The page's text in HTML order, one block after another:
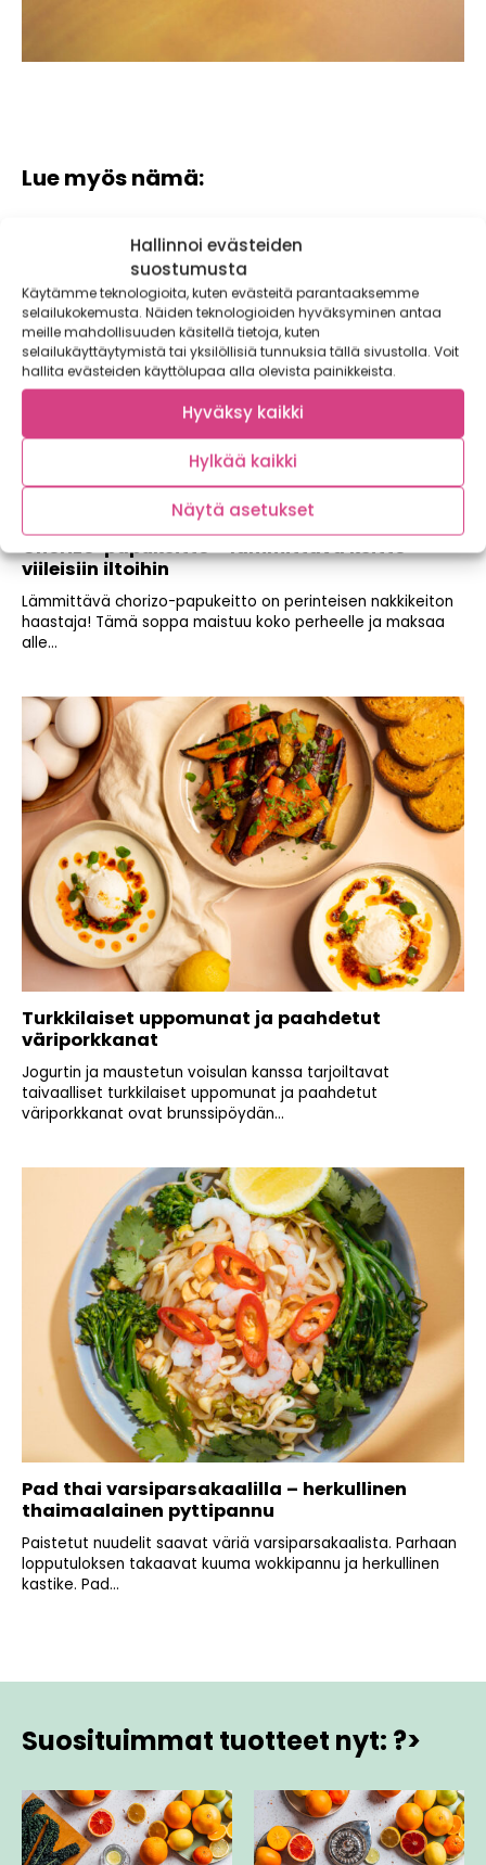
Hallinnoi evästeiden
suostumusta
Käytämme teknologioita, kuten evästeitä parantaaksemme
selailukokemusta. Näiden teknologioiden hyväksyminen antaa
meille mahdollisuuden käsitellä tietoja, kuten
selailukäyttäytymistä tai yksilöllisiä tunnuksia tällä sivustolla. Voit
hallita evästeiden käyttölupaa alla olevista painikkeista.
Hyväksy kaikki
Hylkää kaikki
Näytä asetukset
Lue myös nämä:
Chorizo-papukeitto – lämmittävä keitto
viileisiin iltoihin
Lämmittävä chorizo-papukeitto on perinteisen nakkikeiton
haastaja! Tämä soppa maistuu koko perheelle ja maksaa
alle...
Turkkilaiset uppomunat ja paahdetut
väriporkkanat
Jogurtin ja maustetun voisulan kanssa tarjoiltavat
taivaalliset turkkilaiset uppomunat ja paahdetut
väriporkkanat ovat brunssipöydän...
Pad thai varsiparsakaalilla – herkullinen
thaimaalainen pyttipannu
Paistetut nuudelit saavat väriä varsiparsakaalista. Parhaan
lopputuloksen takaavat kuuma wokkipannu ja herkullinen
kastike. Pad...
Suosituimmat tuotteet nyt: ?>